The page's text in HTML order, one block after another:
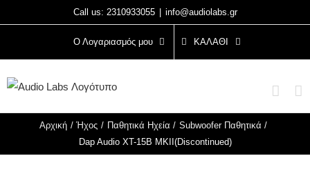
στο
Call us: 2310933055 info@audiolabs.gr
Ο Λογαριασμός μου ΚΑΛΆΘΙ
Αρχική Ήχος Παθητικά Ηχεία
Subwoofer Παθητικά
Dap Audio XT-15B MKII(Discontinued)